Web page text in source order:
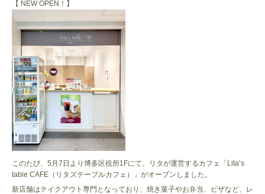
【 NEW OPEN！】
このたび、5月7日より博多区役所1Fにて、リタが運営するカフェ「Lita’s
table CAFE（リタズテーブルカフェ）」がオープンしました。
新店舗はテイクアウト専門となっており、焼き菓子やお弁当、ピザなど、レ